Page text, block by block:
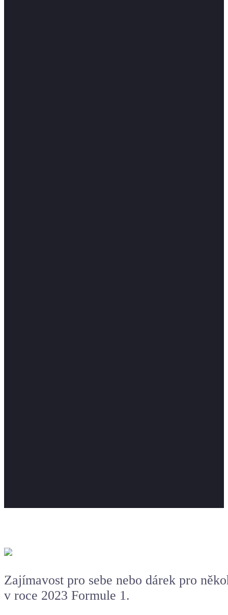
Zajímavost pro sebe nebo dárek pro
v roce 2023 Formule 1.